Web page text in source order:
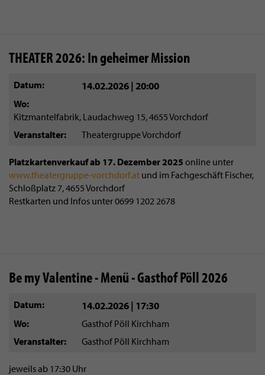
THEATER 2026: In geheimer Mission
Datum 14.02.2026 | 20:00
Wo
Kitzmantelfabrik, Laudachweg 15, 4655 Vorchdorf
Veranstalter
Theatergruppe Vorchdorf
Platzkartenverkauf ab 17. Dezember 2025 online unter
www.theatergruppe-vorchdorf.at und im Fachgeschäft Fischer,
Schloßplatz 7, 4655 Vorchdorf
Restkarten und Infos unter 0699 1202 2678
Be my Valentine - Menü - Gasthof Pöll 2026
Datum 14.02.2026 | 17:30
Wo
Gasthof Pöll Kirchham
Veranstalter
Gasthof Pöll Kirchham
jeweils ab 17:30 Uhr